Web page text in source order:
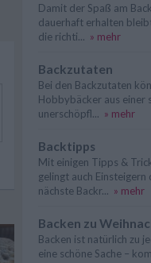
Damit der Spaß am
dauerhaft erhalten
die richti... » mehr
Backzutaten
Bei den Backzutaten
Hobbybäcker aus einer
unerschöpfl... » mehr
Backtipps
Mit einigen Tipps &
gelingt auch Einsteigern
nächste Backr... » mehr
Backen zu
Backen ist natürlich zu
eine schöne Sache –